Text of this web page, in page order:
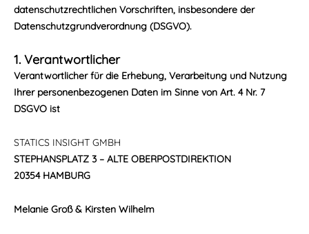
datenschutzrechtlichen Vorschriften, insbesondere der
Datenschutzgrundverordnung (DSGVO).
1. Verantwortlicher
Verantwortlicher für die Erhebung, Verarbeitung und Nutzung
Ihrer personenbezogenen Daten im Sinne von Art. 4 Nr. 7
DSGVO ist
STATICS INSIGHT GMBH
STEPHANSPLATZ 3 – ALTE OBERPOSTDIREKTION
20354 HAMBURG
Melanie Groß & Kirsten Wilhelm